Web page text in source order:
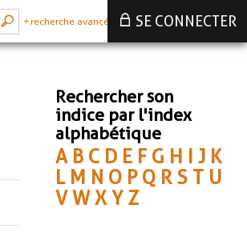
SE CONNECTER
recherche avancée
Rechercher son
indice par l'index
alphabétique
A B C D E F G H J K
L M N O P Q R S T U
V W X Y Z